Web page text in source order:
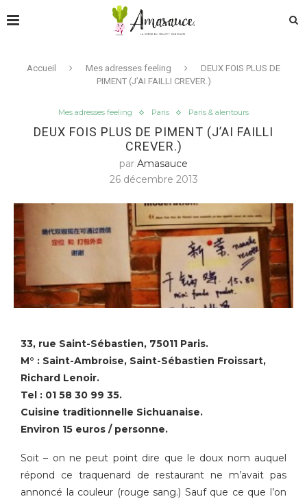
Accueil Mes adresses feeling
DEUX FOIS PLUS DE
PIMENT (J’AI FAILLI CREVER.)
Mes adresses feeling Paris Paris & alentours
DEUX FOIS PLUS DE PIMENT (J’AI FAILLI
CREVER.)
par Amasauce
26 décembre 2013
33, rue Saint-Sébastien, 75011 Paris.
M° : Saint-Ambroise, Saint-Sébastien Froissart,
Richard Lenoir.
Tel : 01 58 30 99 35.
Cuisine traditionnelle Sichuanaise.
Environ 15 euros / personne.
Soit – on ne peut point dire que le doux nom auquel
répond ce traquenard de restaurant ne m’avait pas
annoncé la couleur (rouge sang.) Sauf que ce que l’on